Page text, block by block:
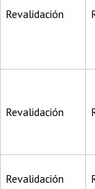
Revalidación
Revalidación
Revalidación